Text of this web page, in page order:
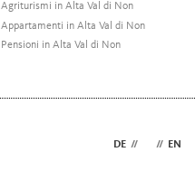
Agriturismi in Alta Val di Non
Appartamenti in Alta Val di Non
Pensioni in Alta Val di Non
DE // // EN